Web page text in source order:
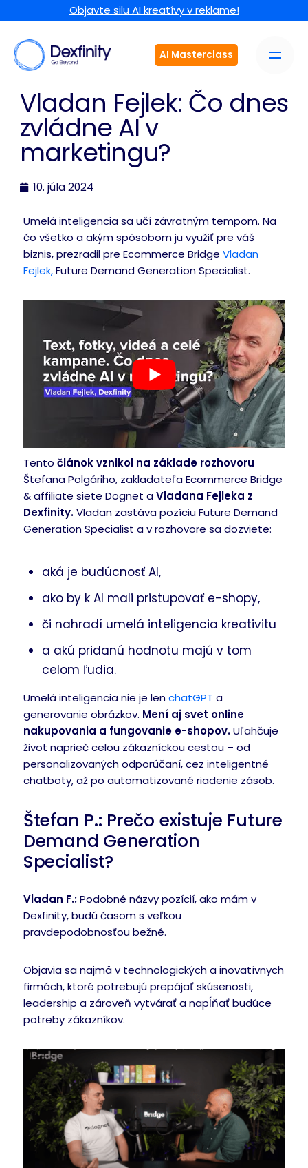
Objavte silu AI kreatívy v reklame!
AI Masterclass
Vladan Fejlek: Čo dnes
zvládne AI v
marketingu?
10. júla 2024
Umelá inteligencia sa učí závratným tempom. Na
čo všetko a akým spôsobom ju využiť pre váš
biznis, prezradil pre Ecommerce Bridge Vladan
Fejlek,Future Demand Generation Specialist.
Tento článok vznikol na základe rozhovoru
Štefana Polgáriho, zakladateľa Ecommerce Bridge
& affiliate siete Dognet aVladana Fejleka z
Dexfinity.Vladan zastáva pozíciu Future Demand
Generation Specialist a v rozhovore sa dozviete:
aká je budúcnosť AI,
ako by k AI mali pristupovať e-shopy,
či nahradí umelá inteligencia kreativitu
a akú pridanú hodnotu majú v tom
celom ľudia.
Umelá inteligencia nie je lenchatGPT a
generovanie obrázkov. Mení aj svet online
nakupovania a fungovanie e-shopov.Uľahčuje
život naprieč celou zákazníckou cestou – od
personalizovaných odporúčaní, cez inteligentné
chatboty, až po automatizované riadenie zásob.
Štefan P.: Prečo existuje Future
Demand Generation
Specialist?
Vladan F.:Podobné názvy pozícií, ako mám v
Dexfinity, budú časom s veľkou
pravdepodobnosťou bežné.
Objavia sa najmä v technologických a inovatívnych
firmách, ktoré potrebujú prepájať skúsenosti,
leadership a zároveň vytvárať a napĺňať budúce
potreby zákazníkov.